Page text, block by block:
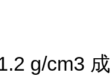
g/cm3 成